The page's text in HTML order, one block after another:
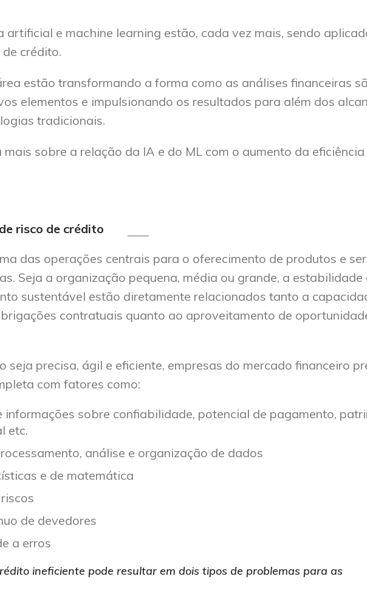
artificial e machine learning estão, cada vez mais, sendo
crédito.
estão transformando a forma como as análises financeiras
elementos e impulsionando os resultados para além dos
tradicionais.
sobre a relação da IA e do ML com o aumento da
risco de crédito
das operações centrais para o oferecimento de produtos e
Seja a organização pequena, média ou grande, a estabilidade
sustentável estão diretamente relacionados tanto a
contratuais quanto ao aproveitamento de
seja precisa, ágil e eficiente, empresas do mercado financeiro
com fatores como:
informações sobre confiabilidade, potencial de pagamento,
etc.
análise e organização de dados
e de matemática
de devedores
a erros
ineficiente pode resultar em dois tipos de problemas para as